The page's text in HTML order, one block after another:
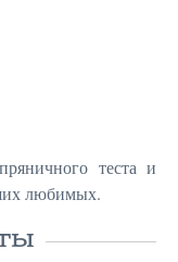
теста и
любимых.